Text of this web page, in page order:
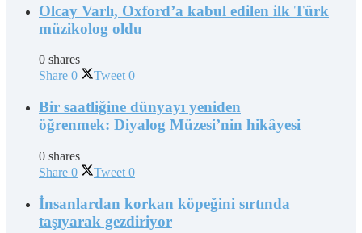
Olcay Varlı, Oxford’a kabul edilen ilk Türk
müzikolog oldu
0 shares
Share 0 Tweet 0
Bir saatliğine dünyayı yeniden
öğrenmek: Diyalog Müzesi’nin hikâyesi
0 shares
Share 0 Tweet 0
İnsanlardan korkan köpeğini sırtında
taşıyarak gezdiriyor